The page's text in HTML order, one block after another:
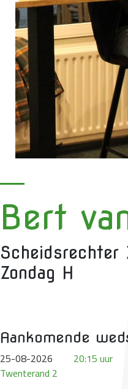
Bert
Scheidsrechter
Zondag H
Aankomende
25-08-2026 20:15 uur
Twenterand 2